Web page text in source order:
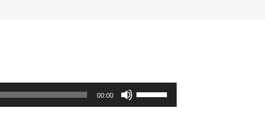
00:00
Utilisez
les